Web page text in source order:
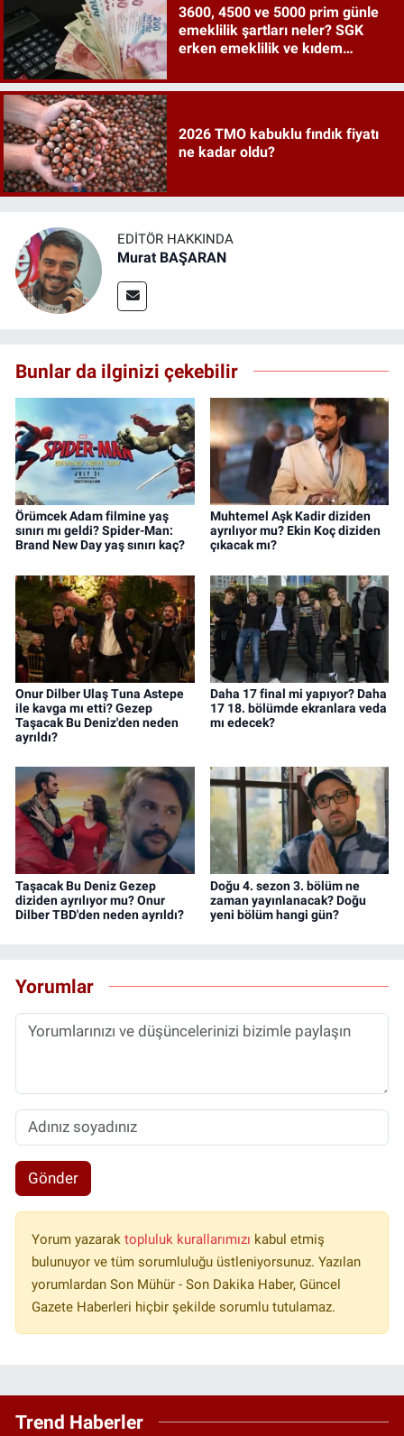
3600, 4500 ve 5000 prim günle
emeklilik şartları neler? SGK
erken emeklilik ve kıdem
2026 TMO kabuklu fındık fiyatı
ne kadar oldu?
EDITÖR HAKKINDA
Murat BAŞARAN
Bunlar da ilginizi çekebilir
Örümcek Adam filmine yaş
sınırı mı geldi? Spider-Man:
Brand New Day yaş sınırı kaç?
Muhtemel Aşk Kadir diziden
ayrılıyor mu? Ekin Koç diziden
çıkacak mı?
Onur Dilber Ulaş Tuna Astepe
ile kavga mı etti? Gezep
Taşacak Bu Deniz'den neden
ayrıldı?
Daha 17 final mi yapıyor? Daha
17 18. bölümde ekranlara veda
mı edecek?
Taşacak Bu Deniz Gezep
diziden ayrılıyor mu? Onur
Dilber TBD'den neden ayrıldı?
Doğu 4. sezon 3. bölüm ne
zaman yayınlanacak? Doğu
yeni bölüm hangi gün?
Yorumlar
Gönder
Yorum yazarak topluluk kurallarımızı kabul etmiş
bulunuyor ve tüm sorumluluğu üstleniyorsunuz. Yazılan
yorumlardan Son Mühür - Son Dakika Haber, Güncel
Gazete Haberleri hiçbir şekilde sorumlu tutulamaz.
Trend Haberler